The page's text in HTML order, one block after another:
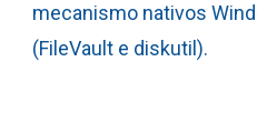
mecanismo nativos
(FileVault e diskutil).